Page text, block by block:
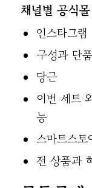
채널별 공식
인스타그램
구성과 단
당근
이번 세트
능
스마트스토
전 상품과